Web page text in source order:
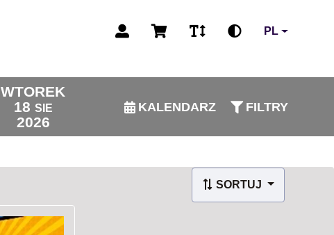
PL
WTOREK
18 SIE
2026
KALENDARZ FILTRY
SORTUJ